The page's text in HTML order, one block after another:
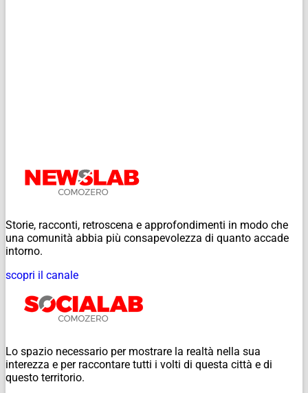
Storie, racconti, retroscena e approfondimenti in modo che
una comunità abbia più consapevolezza di quanto accade
intorno.
scopri il canale
Lo spazio necessario per mostrare la realtà nella sua
interezza e per raccontare tutti i volti di questa città e di
questo territorio.